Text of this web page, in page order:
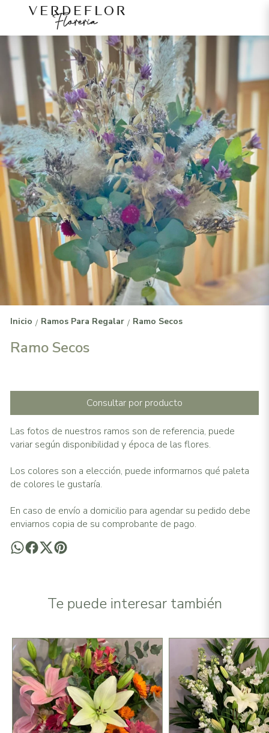
Inicio / Ramos Para Regalar / Ramo Secos
Ramo Secos
Consultar por producto
Las fotos de nuestros ramos son de referencia, puede
variar según disponibilidad y época de las flores.
Los colores son a elección, puede informarnos qué paleta
de colores le gustaría.
En caso de envío a domicilio para agendar su pedido debe
enviarnos copia de su comprobante de pago.
Te puede interesar también